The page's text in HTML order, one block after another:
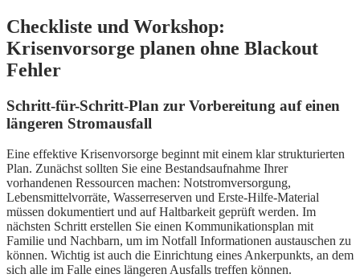
Checkliste und Workshop:
Krisenvorsorge planen ohne Blackout
Fehler
Schritt-für-Schritt-Plan zur Vorbereitung auf einen
längeren Stromausfall
Eine effektive Krisenvorsorge beginnt mit einem klar strukturierten
Plan. Zunächst sollten Sie eine Bestandsaufnahme Ihrer
vorhandenen Ressourcen machen: Notstromversorgung,
Lebensmittelvorräte, Wasserreserven und Erste-Hilfe-Material
müssen dokumentiert und auf Haltbarkeit geprüft werden. Im
nächsten Schritt erstellen Sie einen Kommunikationsplan mit
Familie und Nachbarn, um im Notfall Informationen austauschen zu
können. Wichtig ist auch die Einrichtung eines Ankerpunkts, an dem
sich alle im Falle eines längeren Ausfalls treffen können.